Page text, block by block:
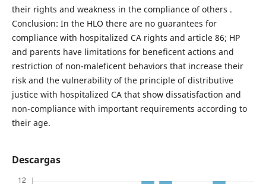
their rights and weakness in the compliance of others .
Conclusion: In the HLO there are no guarantees for
compliance with hospitalized CA rights and article 86; HP
and parents have limitations for beneficent actions and
restriction of non-maleficent behaviors that increase their
risk and the vulnerability of the principle of distributive
justice with hospitalized CA that show dissatisfaction and
non-compliance with important requirements according to
their age.
Descargas